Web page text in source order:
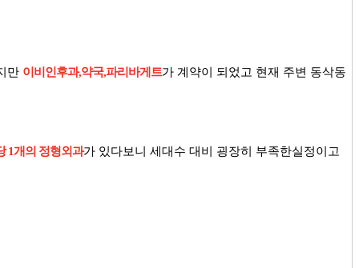
만 이비인후과,약국,파리바게트가 계약이 되었고 현재 주변 동삭동
1개의 정형외과가 있다보니 세대수 대비 굉장히 부족한실정이고